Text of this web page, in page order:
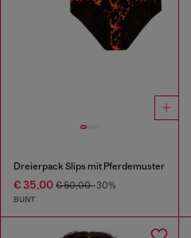
Dreierpack Slips mit Pferdemuster
€ 35,00 € 50,00-30%
BUNT